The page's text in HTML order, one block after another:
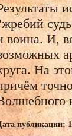
воина. И,
На
публикации: